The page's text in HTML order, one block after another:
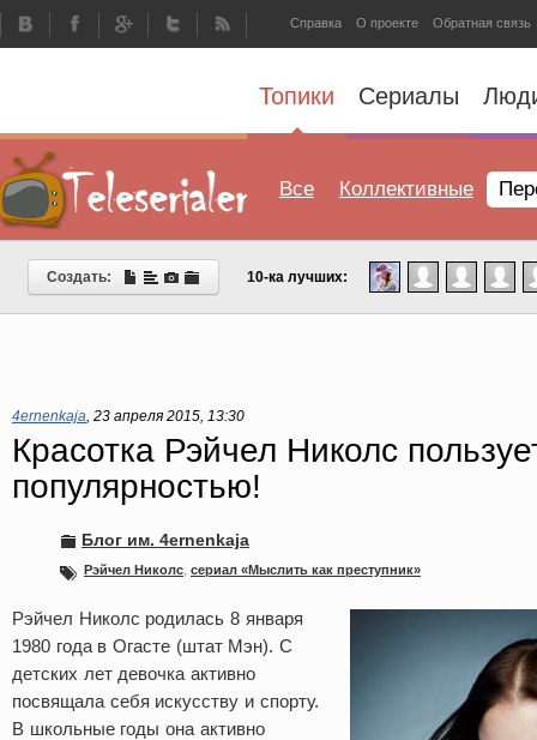
Справка О проекте Обратная связь
Топики Сериалы
Все Коллективные
Создать: 10-ка лучших:
4ernenkaja, 23 апреля 2015, 13:30
Красотка Рэйчел Николс
популярностью!
Блог им. 4ernenkaja
Рэйчел Николс сериал «Мыслить как преступник»
Рэйчел Николс родилась 8 января
1980 года в Огасте (штат Мэн). С
детских лет девочка активно
посвящала себя искусству и спорту.
В школьные годы она активно